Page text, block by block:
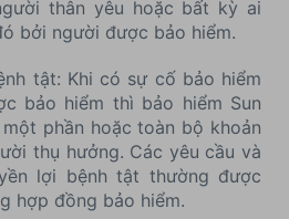
thân yêu hoặc bất kỳ ai
bởi người được bảo hiểm.
tật: Khi có sự cố bảo hiểm
bảo hiểm thì bảo hiểm Sun
phần hoặc toàn bộ khoản
thụ hưởng. Các yêu cầu và
lợi bệnh tật thường được
hợp đồng bảo hiểm.